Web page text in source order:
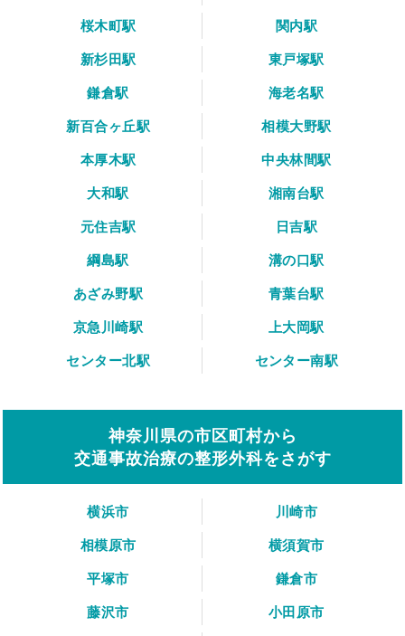
桜木町駅
関内駅
新杉田駅
東戸塚駅
鎌倉駅
海老名駅
新百合ヶ丘駅
相模大野駅
本厚木駅
中央林間駅
大和駅
湘南台駅
元住吉駅
日吉駅
綱島駅
溝の口駅
あざみ野駅
青葉台駅
京急川崎駅
上大岡駅
センター北駅
センター南駅
神奈川県の市区町村から
交通事故治療の整形外科をさがす
横浜市
川崎市
相模原市
横須賀市
平塚市
鎌倉市
藤沢市
小田原市